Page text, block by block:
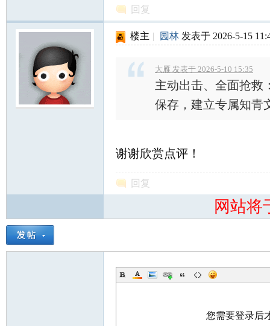
青
回复
楼主 | 园林 发表于 2026-5-15
大雁 发表于 2026-5-10 15:35
主动出击、全面抢救
保存，建立专属知青
谢谢欣赏点评！
回复
网站将
您需要登录后